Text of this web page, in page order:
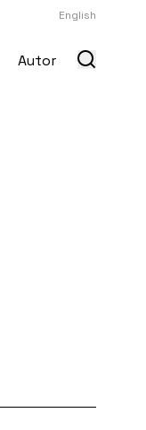
English
Autor